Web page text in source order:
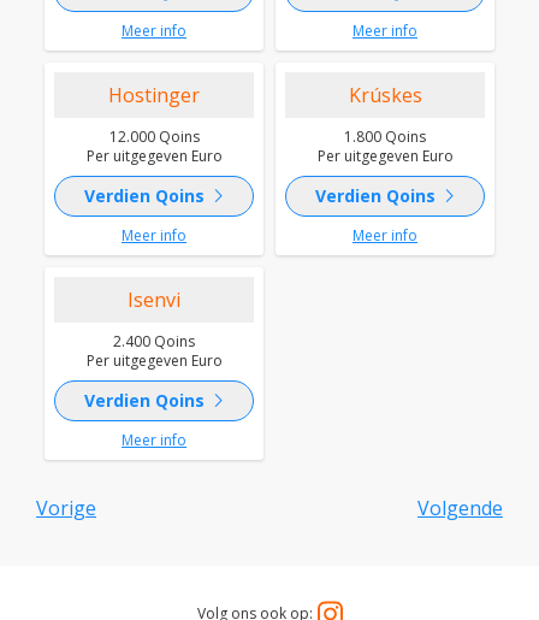
Meer info Meer info
Hostinger
12.000 Qoins
Per uitgegeven Euro
Verdien Qoins chevron_right
Meer info
Krúskes
1.800 Qoins
Per uitgegeven Euro
Verdien Qoins chevron_right
Meer info
Isenvi
2.400 Qoins
Per uitgegeven Euro
Verdien Qoins chevron_right
Meer info
Vorige Volgende
Volg ons ook op: